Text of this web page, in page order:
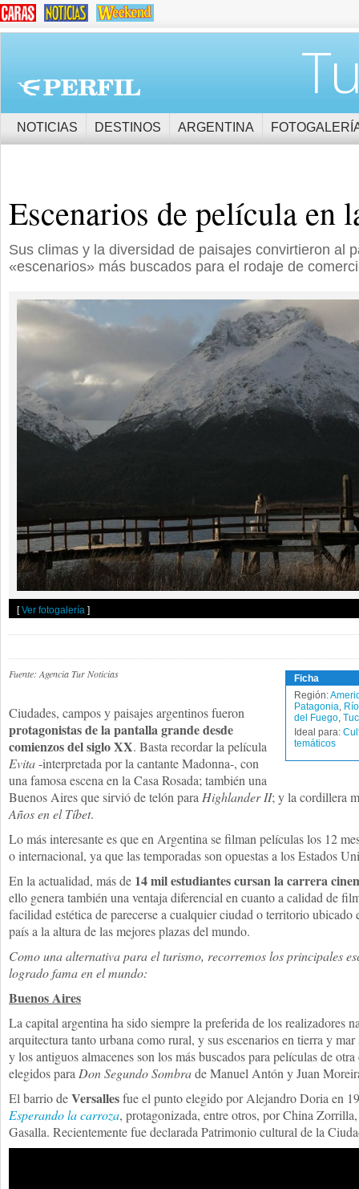
NOTICIAS DESTINOS ARGENTINA
Escenarios de película en
Sus climas y la diversidad de paisajes convirtieron al
«escenarios» más buscados para el rodaje de
[Ver fotogalería ]
Ficha
Región:
Patagonia,
del Fuego,
Ideal para:
temáticos
Fuente: Agencia Tur Noticias
Ciudades, campos y paisajes argentinos fueron
protagonistas de la pantalla grande desde
comienzos del siglo XX. Basta recordar la película
Evita-interpretada por la cantante Madonna-, con
una famosa escena en la Casa Rosada; también una
Buenos Aires que sirvió de telón para Highlander II; y la cordillera
Años en el Tíbet.
Lo más interesante es que en Argentina se filman películas los 12
o internacional, ya que las temporadas son opuestas a los Estados
En la actualidad, más de 14 mil estudiantes cursan la carrera
ello genera también una ventaja diferencial en cuanto a calidad de
facilidad estética de parecerse a cualquier ciudad o territorio
país a la altura de las mejores plazas del mundo.
Como una alternativa para el turismo, recorremos los principales
logrado fama en el mundo:
Buenos Aires
La capital argentina ha sido siempre la preferida de los realizadores
arquitectura tanto urbana como rural, y sus escenarios en tierra y
y los antiguos almacenes son los más buscados para películas de
elegidos para Don Segundo Sombrade Manuel Antón y Juan
El barrio deVersallesfue el punto elegido por Alejandro Doria en
Esperando la carroza, protagonizada, entre otros, por China
Gasalla. Recientemente fue declarada Patrimonio cultural de la